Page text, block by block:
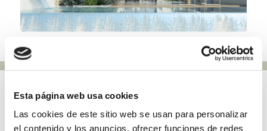
Esta página web usa cookies
Las cookies de este sitio web se usan para personalizar
el contenido y los anuncios, ofrecer funciones de redes
TWEE-ONDER-